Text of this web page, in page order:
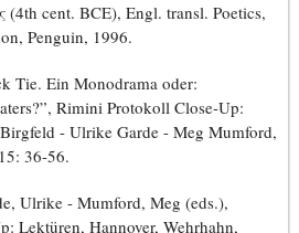
(4th cent. BCE), Engl. transl. Poetics,
Penguin, 1996.
Tie. Ein Monodrama oder:
Rimini Protokoll Close-Up:
- Ulrike Garde - Meg Mumford,
36-56.
Ulrike - Mumford, Meg (eds.),
Lektüren, Hannover, Wehrhahn,